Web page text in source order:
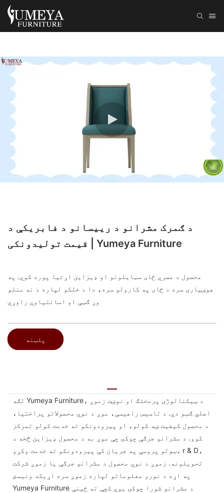
د ګمرک مشرانو د رییسانو د فابریکې د
قیمت تولیدونکی | Yumeya Furniture
محصول د عصري ځای سټایلونو او ډیزاین اړتیا پوره کوي. په
هوښیارۍ سره د ځای په کارولو سره، دا د خلکو لپاره د نه منلو
وړ ګټې او اسانتیاوې راوړي
پلټنه
لګه Yumeya Furniture، د ټیکنالوژۍ پرمختګ او نوښت زموږ
اصلي ګټو دي. د تاسیس راهیسې، موږ د نوي محصولاتو پراختیا،
د محصول کیفیت ښه کولو، او پیرودونکو ته خدمت کولو تمرکز
کوو. د مشرانو جرګې چوکۍ چې موږ به د محصول ډیزاین څخه د
ټولو پروسې په جریان کې پیرودونکو ته خدمت وکړو، r & D،
تحویلونه. زموږ د نوي محصول د مشرانو جرګې یا زموږ شرکت
په اړه د نورو معلوماتو لپاره زموږ سره اړیکه ونیسئ
Yumeya Furniture د مشرانو شورا چوکۍ یوې کچې ته ځینې